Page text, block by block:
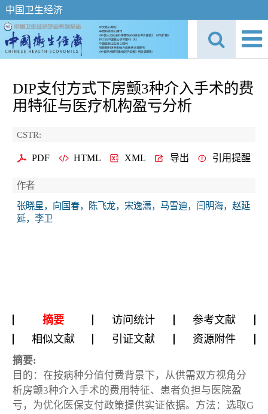
中国卫生经济
DIP支付方式下房颤3种介入手术的费
用特征与医疗机构盈亏分析
CSTR:
PDF HTML XML 导出 引用提醒
作者
张晓星，向国春，陈飞龙，宋逸潇，马雪迪，闫明海，赵延
延，李卫
摘要 访问统计
参考文献
相似文献
引证文献 资源附件
摘要:
目的：在按病种分值付费背景下，从供需双方视角分
析房颤3种介入手术的费用特征、患者负担与医院盈
亏，为优化医保支付政策提供实证依据。方法：选取G